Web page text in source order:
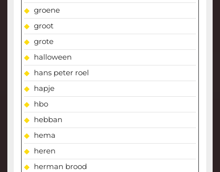
groene
groot
grote
halloween
hans peter roel
hapje
hbo
hebban
hema
heren
herman brood